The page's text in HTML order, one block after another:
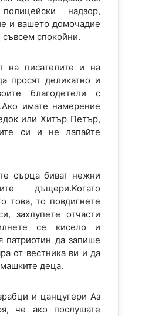
надзор,
и вашето домочадие
спокойни.
на писателите и на
просят деликатно и
благодетели с
имате намерение
или Хитър Петър,
си и не лапайте
сърца биват нежни
дъщери.Когато
това, то повдигнете
захлупете отчасти
се кисело и
патриотин да запише
от вестника ви и да
деца.
и цанцугери Аз
че ако послушате